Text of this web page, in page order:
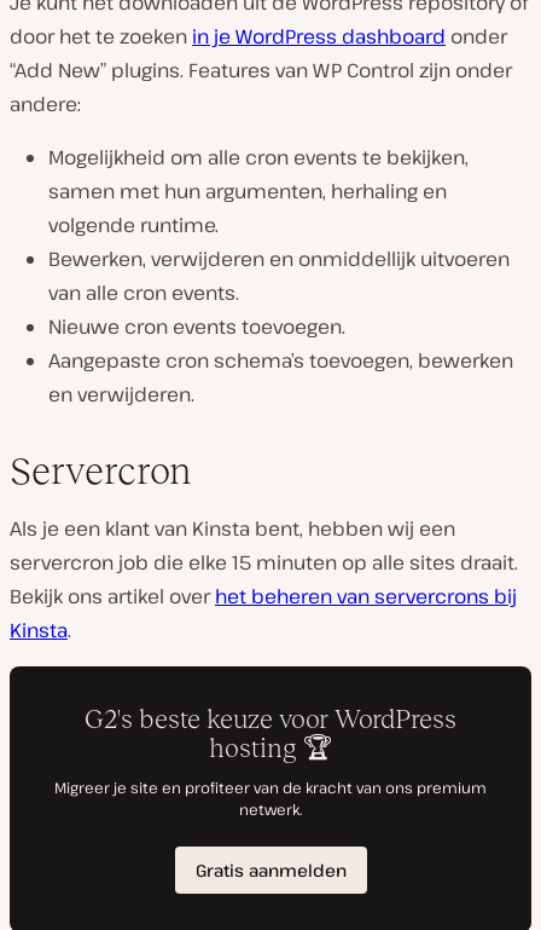
door het te zoeken in je WordPress dashboard onder
“Add New” plugins. Features van WP Control zijn onder
andere:
Mogelijkheid om alle cron events te bekijken,
samen met hun argumenten, herhaling en
volgende runtime.
Bewerken, verwijderen en onmiddellijk uitvoeren
van alle cron events.
Nieuwe cron events toevoegen.
Aangepaste cron schema’s toevoegen, bewerken
en verwijderen.
Servercron
Als je een klant van Kinsta bent, hebben wij een
servercron job die elke 15 minuten op alle sites draait.
Bekijk ons artikel overhet beheren van servercrons bij
Kinsta.